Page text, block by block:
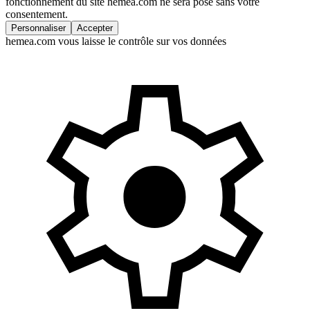
consentement.
Personnaliser Accepter
hemea.com vous laisse le contrôle sur vos données